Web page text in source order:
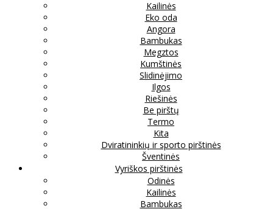
Kailinės
Eko oda
Angora
Bambukas
Megztos
Kumštinės
Slidinėjimo
Ilgos
Riešinės
Be pirštų
Termo
Kita
Dviratininkių ir sporto pirštinės
Šventinės
Vyriškos pirštinės
Odinės
Kailinės
Bambukas